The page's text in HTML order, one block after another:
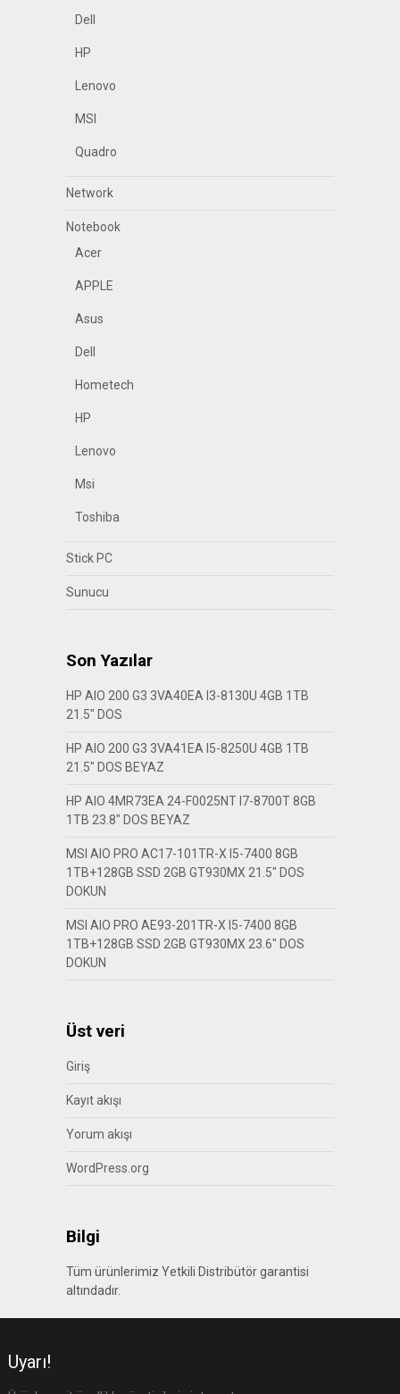
Dell
HP
Lenovo
MSI
Quadro
Network
Notebook
Acer
APPLE
Asus
Dell
Hometech
HP
Lenovo
Msi
Toshiba
Stick PC
Sunucu
Son Yazılar
HP AIO 200 G3 3VA40EA I3-8130U 4GB 1TB
21.5″ DOS
HP AIO 200 G3 3VA41EA I5-8250U 4GB 1TB
21.5″ DOS BEYAZ
HP AIO 4MR73EA 24-F0025NT I7-8700T 8GB
1TB 23.8″ DOS BEYAZ
MSI AIO PRO AC17-101TR-X I5-7400 8GB
1TB+128GB SSD 2GB GT930MX 21.5″ DOS
DOKUN
MSI AIO PRO AE93-201TR-X I5-7400 8GB
1TB+128GB SSD 2GB GT930MX 23.6″ DOS
DOKUN
Üst veri
Giriş
Kayıt akışı
Yorum akışı
WordPress.org
Bilgi
Tüm ürünlerimiz Yetkili Distribütör garantisi
altındadır.
Uyarı!